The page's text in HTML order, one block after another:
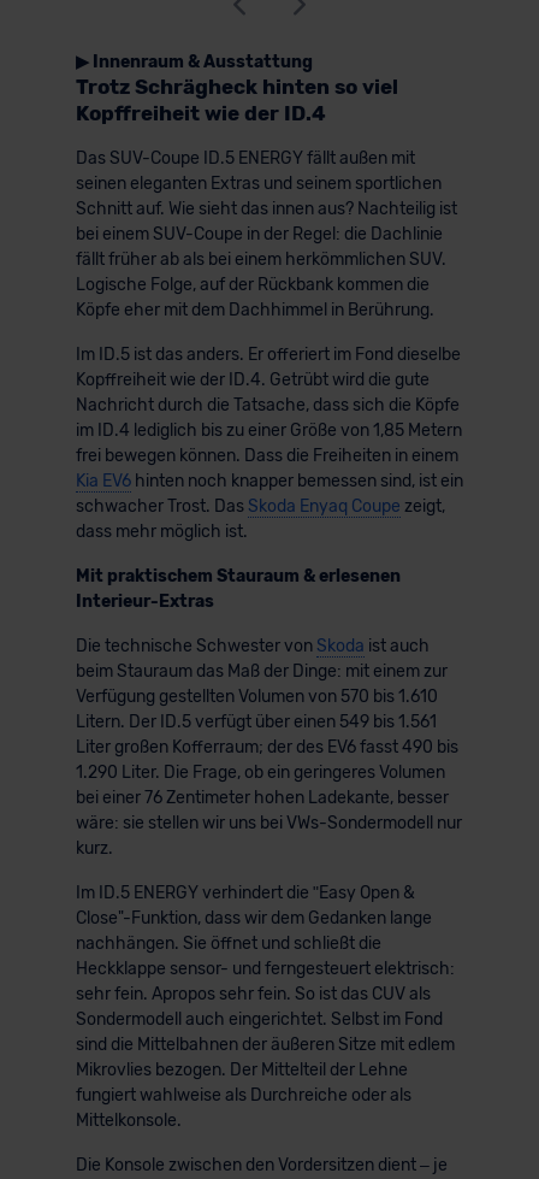
▶ Innenraum & Ausstattung
Trotz Schrägheck hinten so viel
Kopffreiheit wie der ID.4
Das SUV-Coupe ID.5 ENERGY fällt außen mit
seinen eleganten Extras und seinem sportlichen
Schnitt auf. Wie sieht das innen aus? Nachteilig ist
bei einem SUV-Coupe in der Regel: die Dachlinie
fällt früher ab als bei einem herkömmlichen SUV.
Logische Folge, auf der Rückbank kommen die
Köpfe eher mit dem Dachhimmel in Berührung.
Im ID.5 ist das anders. Er offeriert im Fond dieselbe
Kopffreiheit wie der ID.4. Getrübt wird die gute
Nachricht durch die Tatsache, dass sich die Köpfe
im ID.4 lediglich bis zu einer Größe von 1,85 Metern
frei bewegen können. Dass die Freiheiten in einem
Kia EV6hinten noch knapper bemessen sind, ist ein
schwacher Trost. Das Skoda Enyaq Coupe zeigt,
dass mehr möglich ist.
Mit praktischem Stauraum & erlesenen
Interieur-Extras
Die technische Schwester von Skoda ist auch
beim Stauraum das Maß der Dinge: mit einem zur
Verfügung gestellten Volumen von 570 bis 1.610
Litern. Der ID.5 verfügt über einen 549 bis 1.561
Liter großen Kofferraum; der des EV6 fasst 490 bis
1.290 Liter. Die Frage, ob ein geringeres Volumen
bei einer 76 Zentimeter hohen Ladekante, besser
wäre: sie stellen wir uns bei VWs-Sondermodell nur
kurz.
Im ID.5 ENERGY verhindert die ʺEasy Open &
Close"-Funktion, dass wir dem Gedanken lange
nachhängen. Sie öffnet und schließt die
Heckklappe sensor- und ferngesteuert elektrisch:
sehr fein. Apropos sehr fein. So ist das CUV als
Sondermodell auch eingerichtet. Selbst im Fond
sind die Mittelbahnen der äußeren Sitze mit edlem
Mikrovlies bezogen. Der Mittelteil der Lehne
fungiert wahlweise als Durchreiche oder als
Mittelkonsole.
Die Konsole zwischen den Vordersitzen dient – je